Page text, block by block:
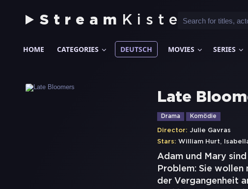
Stream Kiste
HOME CATEGORIES DEUTSCH MOVIES SERIES
Late
Drama Komödie
Director: Julie Gavras
Stars: William Hurt,
Adam und Mary
Problem: Sie
der Vergangenheit